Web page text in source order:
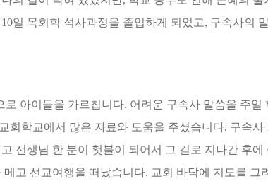
일 목회학 석사과정을 졸업하게 되었고, 구속사의
아이들을 가르칩니다. 어려운 구속사 말씀을 주일
회학교에서 많은 자료와 도움을 주셨습니다. 구속
선생님 한 분이 횃불이 되어서 그 길로 지나간 후
고 선교여행을 떠났습니다. 교회 바닥에 지도를